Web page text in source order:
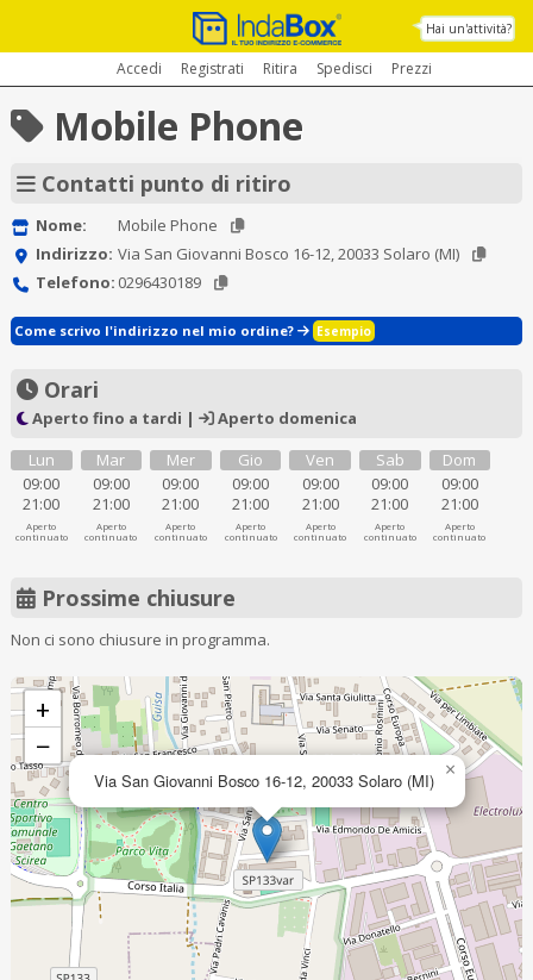
Hai un'attività?
Accedi Registrati Ritira Spedisci Prezzi
Mobile Phone
Contatti punto di ritiro
Nome:
Mobile Phone
Indirizzo: Via San Giovanni Bosco 16-12, 20033 Solaro (MI)
Telefono: 0296430189
Come scrivo l'indirizzo nel mio ordine? Esempio
Orari
Aperto fino a tardi |
Aperto domenica
Lun
09:00
21:00
Aperto
continuato
Mar
09:00
21:00
Aperto
continuato
Mer
09:00
21:00
Aperto
continuato
Gio
09:00
21:00
Aperto
continuato
Ven
09:00
21:00
Aperto
continuato
Sab
09:00
21:00
Aperto
continuato
Dom
09:00
21:00
Aperto
continuato
Prossime chiusure
Non ci sono chiusure in programma.
Via San Giovanni Bosco 16-12, 20033 Solaro (MI) ×
+
−